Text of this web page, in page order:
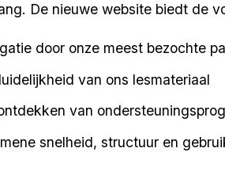
De nieuwe website biedt de
door onze meest bezochte
van ons lesmateriaal
van
snelheid, structuur en